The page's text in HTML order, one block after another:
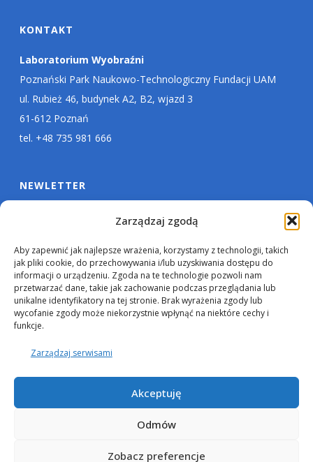
Zarządzaj zgodą
Aby zapewnić jak najlepsze wrażenia, korzystamy z technologii, takich
jak pliki cookie, do przechowywania i/lub uzyskiwania dostępu do
informacji o urządzeniu. Zgoda na te technologie pozwoli nam
przetwarzać dane, takie jak zachowanie podczas przeglądania lub
unikalne identyfikatory na tej stronie. Brak wyrażenia zgody lub
wycofanie zgody może niekorzystnie wpłynąć na niektóre cechy i
funkcje.
Zarządzaj serwisami
Akceptuję
Odmów
Zobacz preferencje
KONTAKT
Laboratorium Wyobraźni
Poznański Park Naukowo-Technologiczny Fundacji UAM
ul. Rubież 46, budynek A2, B2, wjazd 3
61-612 Poznań
tel. +48 735 981 666
NEWLETTER